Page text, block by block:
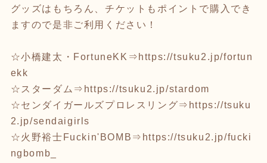
グッズはもちろん、チケットもポイントで購入でき
ますので是非ご利用ください！
☆小橋建太・FortuneKK⇒ https://tsuku2.jp/fortun
ekk
☆スターダム⇒ https://tsuku2.jp/stardom
☆センダイガールズプロレスリング⇒ https://tsuku
2.jp/sendaigirls
☆火野裕士Fuckin'BOMB⇒ https://tsuku2.jp/fucki
ngbomb_